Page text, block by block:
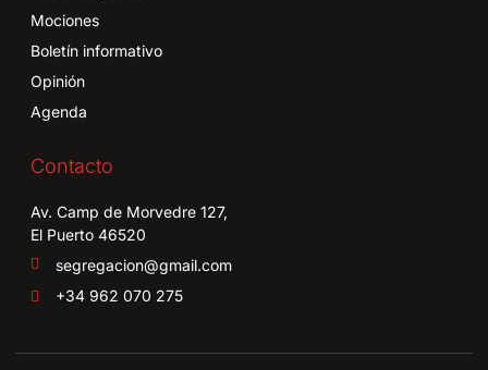
Mociones
Boletín informativo
Opinión
Agenda
Contacto
Av. Camp de Morvedre 127,
El Puerto 46520
segregacion@gmail.com
+34 962 070 275